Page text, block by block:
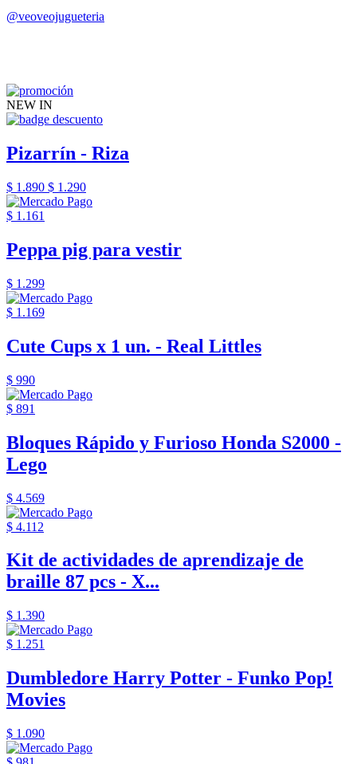
@veoveojugueteria
NEW IN
Pizarrín - Riza
$ 1.890 $ 1.290
$ 1.161
Peppa pig para vestir
$ 1.299
$ 1.169
Cute Cups x 1 un. - Real Littles
$ 990
$ 891
Bloques Rápido y Furioso Honda S2000 -
Lego
$ 4.569
$ 4.112
Kit de actividades de aprendizaje de
braille 87 pcs - X...
$ 1.390
$ 1.251
Dumbledore Harry Potter - Funko Pop!
Movies
$ 1.090